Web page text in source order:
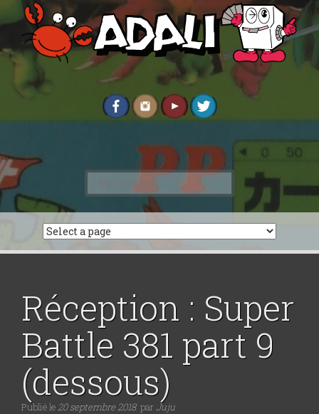
Rechercher :
Réception : Super
Battle 381 part 9
(dessous)
Publié le 20 septembre 2018 parJuju